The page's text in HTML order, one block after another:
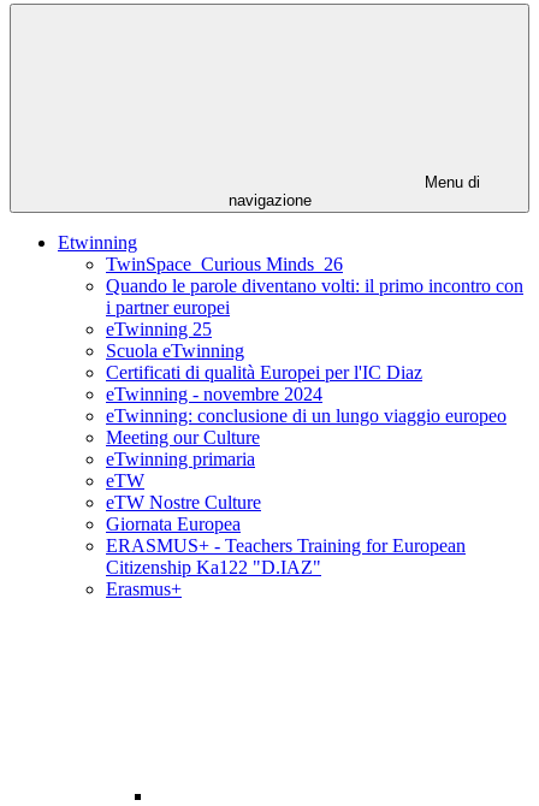
Menu di
navigazione
Etwinning
TwinSpace_Curious Minds_26
Quando le parole diventano volti: il primo incontro con
i partner europei
eTwinning 25
Scuola eTwinning
Certificati di qualità Europei per l'IC Diaz
eTwinning - novembre 2024
eTwinning: conclusione di un lungo viaggio europeo
Meeting our Culture
eTwinning primaria
eTW
eTW Nostre Culture
Giornata Europea
ERASMUS+ - Teachers Training for European
Citizenship Ka122 "D.IAZ"
Erasmus+